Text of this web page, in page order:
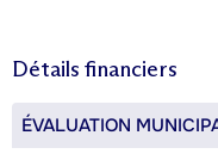
Détails financiers
ÉVALUATION